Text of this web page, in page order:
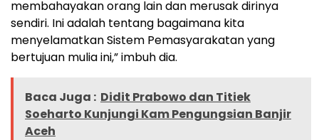
membahayakan orang lain dan merusak dirinya
sendiri. Ini adalah tentang bagaimana kita
menyelamatkan Sistem Pemasyarakatan yang
bertujuan mulia ini,” imbuh dia.
Baca Juga : Didit Prabowo dan Titiek
Soeharto Kunjungi Kam Pengungsian Banjir
Aceh